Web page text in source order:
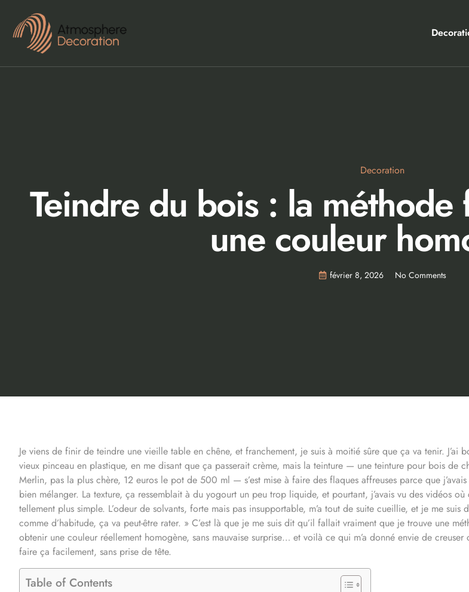
Decoration
Teindre du bois : la
une couleur
février 8, 2026 No Comments
Je viens de finir de teindre une vieille table en chêne, et franchement, je suis à moitié sûre que ça va tenir. J’ai
vieux pinceau en plastique, en me disant que ça passerait crème, mais la teinture — une teinture pour bois de
Merlin, pas la plus chère, 12 euros le pot de 500 ml — s’est mise à faire des flaques affreuses parce que
bien mélanger. La texture, ça ressemblait à du yogourt un peu trop liquide, et pourtant, j’avais vu des vidéos où
tellement plus simple. L’odeur de solvants, forte mais pas insupportable, m’a tout de suite cueillie, et je me suis
comme d’habitude, ça va peut-être rater. » C’est là que je me suis dit qu’il fallait vraiment que je trouve une
obtenir une couleur réellement homogène, sans mauvaise surprise… et voilà ce qui m’a donné envie de creuser
faire ça facilement, sans prise de tête.
Table of Contents